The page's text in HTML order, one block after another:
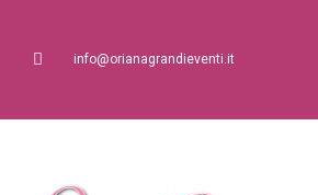
info@orianagrandieventi.it